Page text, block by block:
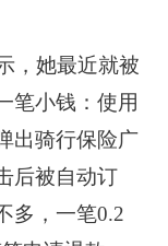
她最近就被
笔小钱：使用
出骑行保险广
后被自动订
多，一笔0.2